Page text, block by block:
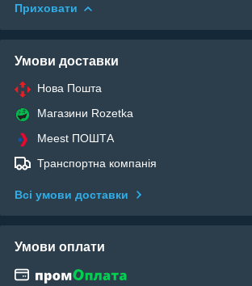
Приховати
Умови доставки
Нова Пошта
Магазини Rozetka
Meest ПОШТА
Транспортна компанія
Всі умови доставки
Умови оплати